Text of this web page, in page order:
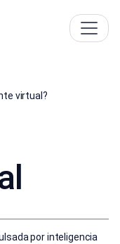
virtual?
por inteligencia